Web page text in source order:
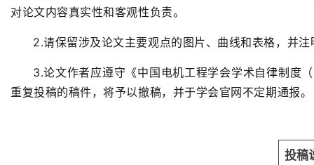
对论文内容真实性和客观性负责。
2.请保留涉及论文主要观点的图片、曲线和表格，并
3.论文作者应遵守《中国电机工程学会学术自律制度
重复投稿的稿件，将予以撤稿，并于学会官网不定期通报。
投稿